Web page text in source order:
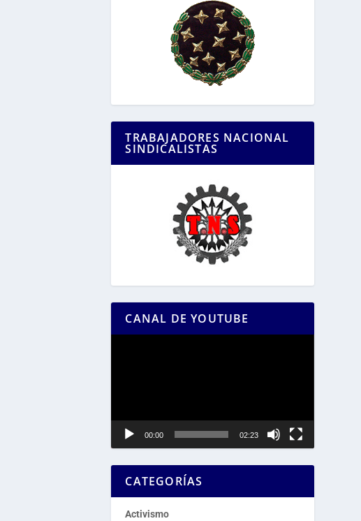
TRABAJADORES NACIONAL
SINDICALISTAS
CANAL DE YOUTUBE
00:00 02:23
CATEGORÍAS
Activismo